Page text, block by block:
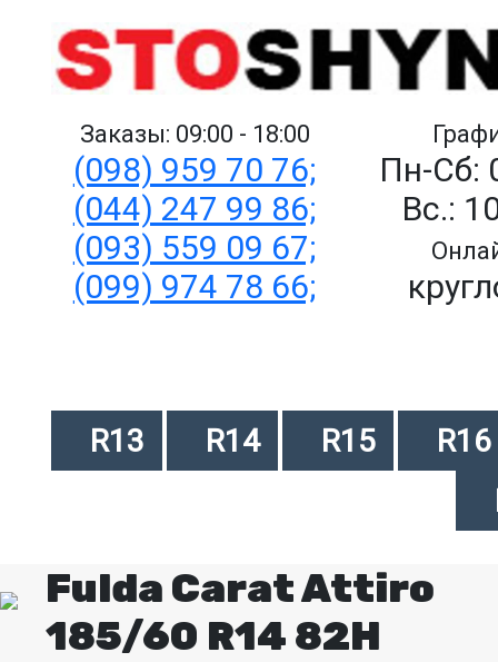
Заказы: 09:00 - 18:00
(098) 959 70 76;
(044) 247 99 86;
(093) 559 09 67;
(099) 974 78 66;
Пн-Сб:
Вс.:
R13 R14 R15
R16
Fulda Carat Attiro
185/60 R14 82H